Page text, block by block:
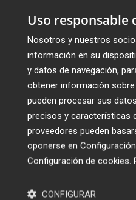
quedado el PP, con
(14 eurodiputados) e
en votos a Coalició
de Primavera
EUROPEAS
Uso responsable
Nosotros y nuestros
información en su
y datos de navegación,
obtener información
pueden procesar sus
precisos y características
proveedores pueden
oponerse en
Configuración de cookies.
CONFIGURAR